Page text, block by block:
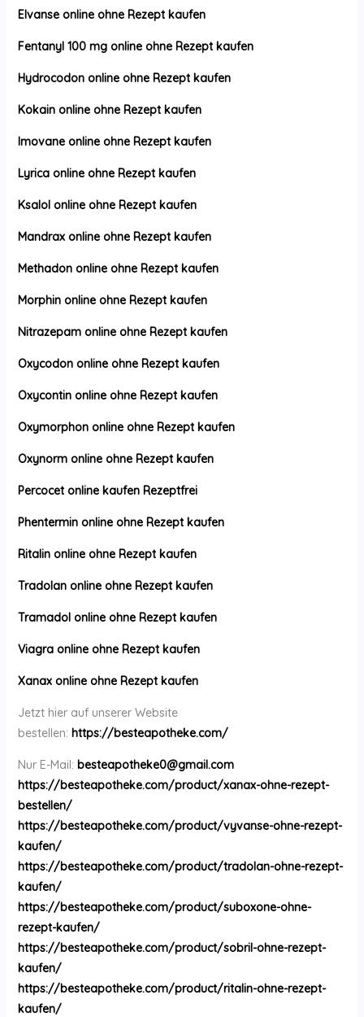
Elvanse online ohne Rezept kaufen
Fentanyl 100 mg online ohne Rezept kaufen
Hydrocodon online ohne Rezept kaufen
Kokain online ohne Rezept kaufen
Imovane online ohne Rezept kaufen
Lyrica online ohne Rezept kaufen
Ksalol online ohne Rezept kaufen
Mandrax online ohne Rezept kaufen
Methadon online ohne Rezept kaufen
Morphin online ohne Rezept kaufen
Nitrazepam online ohne Rezept kaufen
Oxycodon online ohne Rezept kaufen
Oxycontin online ohne Rezept kaufen
Oxymorphon online ohne Rezept kaufen
Oxynorm online ohne Rezept kaufen
Percocet online kaufen Rezeptfrei
Phentermin online ohne Rezept kaufen
Ritalin online ohne Rezept kaufen
Tradolan online ohne Rezept kaufen
Tramadol online ohne Rezept kaufen
Viagra online ohne Rezept kaufen
Xanax online ohne Rezept kaufen
Jetzt hier auf unserer Website
bestellen: https://besteapotheke.com/
Nur E-Mail: besteapotheke0@gmail.com
https://besteapotheke.com/product/xanax-ohne-rezept-
bestellen/
https://besteapotheke.com/product/vyvanse-ohne-rezept-
kaufen/
https://besteapotheke.com/product/tradolan-ohne-rezept-
kaufen/
https://besteapotheke.com/product/suboxone-ohne-
rezept-kaufen/
https://besteapotheke.com/product/sobril-ohne-rezept-
kaufen/
https://besteapotheke.com/product/ritalin-ohne-rezept-
kaufen/